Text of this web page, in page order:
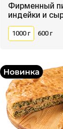
Фирменный
индейки и
1000 г 600 г